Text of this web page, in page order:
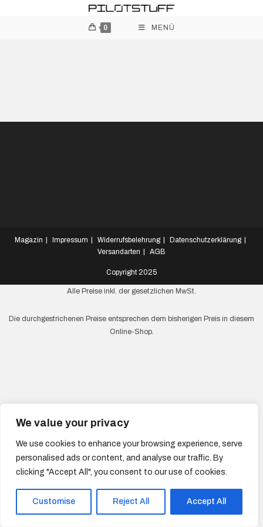
We value your privacy
We use cookies to enhance your browsing experience, serve
personalised ads or content, and analyse our traffic. By
clicking "Accept All", you consent to our use of cookies.
Customise Reject All Accept All
0 MENÜ
Magazin Impressum Widerrufsbelehrung
Datenschutzerklärung
Versandarten
AGB
Copyright 2025
Alle Preise inkl. der gesetzlichen MwSt.
Die durchgestrichenen Preise entsprechen dem bisherigen Preis in diesem
Online-Shop.